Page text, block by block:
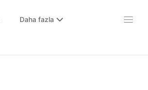
Daha fazla